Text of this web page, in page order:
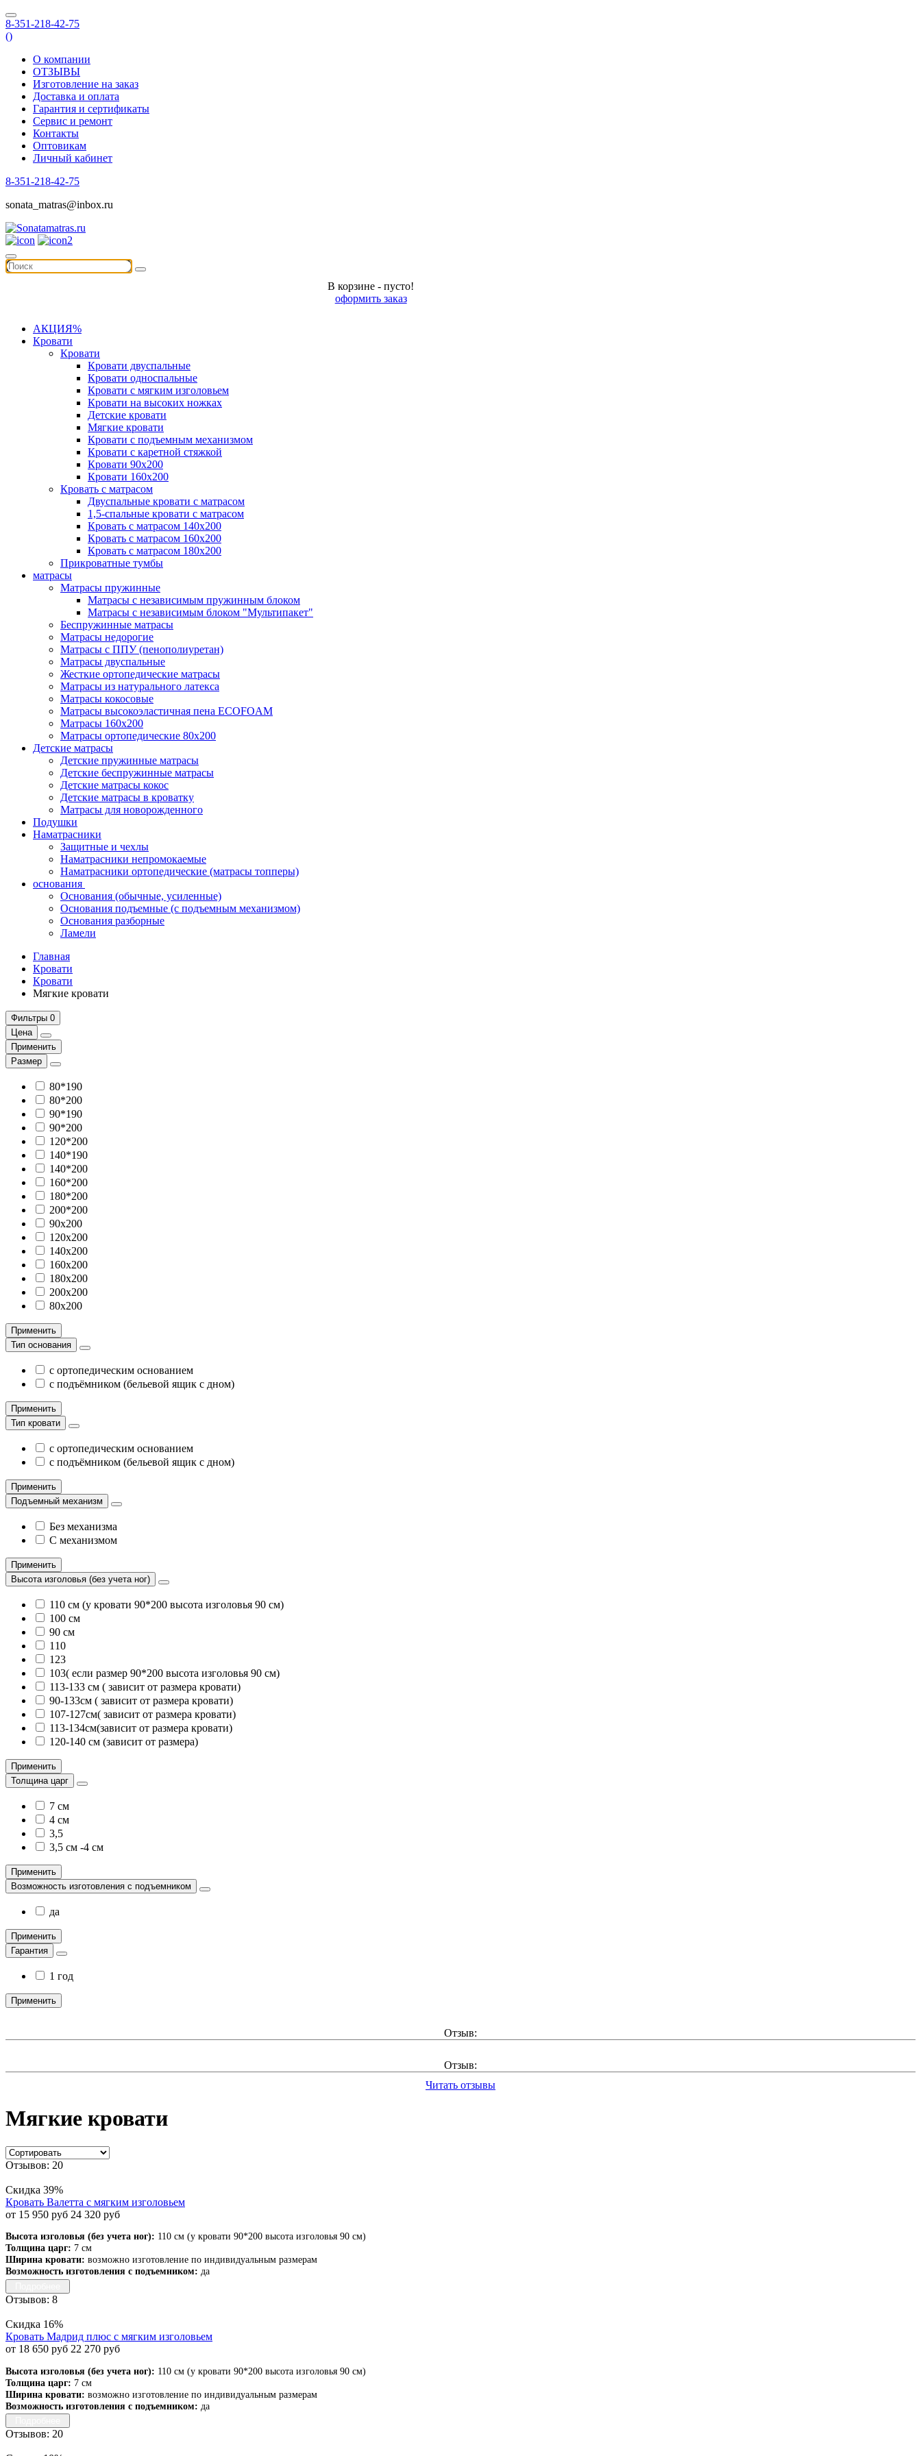
8-351-218-42-75
()
О компании
ОТЗЫВЫ
Изготовление на заказ
Доставка и оплата
Гарантия и сертификаты
Сервис и ремонт
Контакты
Оптовикам
Личный кабинет
8-351-218-42-75
sonata_matras@inbox.ru
В корзине - пусто!
оформить заказ
АКЦИЯ%
Кровати
Кровати
Кровати двуспальные
Кровати односпальные
Кровати с мягким изголовьем
Кровати на высоких ножках
Детские кровати
Мягкие кровати
Кровати с подъемным механизмом
Кровати с каретной стяжкой
Кровати 90х200
Кровати 160х200
Кровать с матрасом
Двуспальные кровати с матрасом
1,5-спальные кровати с матрасом
Кровать с матрасом 140х200
Кровать с матрасом 160х200
Кровать с матрасом 180х200
Прикроватные тумбы
матрасы
Матрасы пружинные
Матрасы с независимым пружинным блоком
Матрасы с независимым блоком "Мультипакет"
Беспружинные матрасы
Матрасы недорогие
Матрасы с ППУ (пенополиуретан)
Матрасы двуспальные
Жесткие ортопедические матрасы
Матрасы из натурального латекса
Матрасы кокосовые
Матрасы высокоэластичная пена ECOFOAM
Матрасы 160х200
Матрасы ортопедические 80х200
Детские матрасы
Детские пружинные матрасы
Детские беспружинные матрасы
Детские матрасы кокос
Детские матрасы в кроватку
Матрасы для новорожденного
Подушки
Наматрасники
Защитные и чехлы
Наматрасники непромокаемые
Наматрасники ортопедические (матрасы топперы)
основания
Основания (обычные, усиленные)
Основания подъемные (с подъемным механизмом)
Основания разборные
Ламели
Главная
Кровати
Кровати
Мягкие кровати
Фильтры 0
Цена
Применить
Размер
80*190
80*200
90*190
90*200
120*200
140*190
140*200
160*200
180*200
200*200
90х200
120х200
140х200
160х200
180х200
200х200
80х200
Применить
Тип основания
с ортопедическим основанием
с подъёмником (бельевой ящик с дном)
Применить
Тип кровати
с ортопедическим основанием
с подъёмником (бельевой ящик с дном)
Применить
Подъемный механизм
Без механизма
С механизмом
Применить
Высота изголовья (без учета ног)
110 см (у кровати 90*200 высота изголовья 90 см)
100 см
90 см
110
123
103( если размер 90*200 высота изголовья 90 см)
113-133 см ( зависит от размера кровати)
90-133см ( зависит от размера кровати)
107-127см( зависит от размера кровати)
113-134см(зависит от размера кровати)
120-140 см (зависит от размера)
Применить
Толщина царг
7 см
4 см
3,5
3,5 см -4 см
Применить
Возможность изготовления с подъемником
да
Применить
Гарантия
1 год
Применить
Отзыв:
Отзыв:
Читать отзывы
Мягкие кровати
Отзывов: 20
Скидка 39%
Кровать Валетта с мягким изголовьем
от 15 950 руб 24 320 руб
Высота изголовья (без учета ног): 110 см (у кровати 90*200 высота изголовья 90 см)
Толщина царг: 7 см
Ширина кровати: возможно изготовление по индивидуальным размерам
Возможность изготовления с подъемником: да
Отзывов: 8
Скидка 16%
Кровать Мадрид плюс с мягким изголовьем
от 18 650 руб 22 270 руб
Высота изголовья (без учета ног): 110 см (у кровати 90*200 высота изголовья 90 см)
Толщина царг: 7 см
Ширина кровати: возможно изготовление по индивидуальным размерам
Возможность изготовления с подъемником: да
Отзывов: 20